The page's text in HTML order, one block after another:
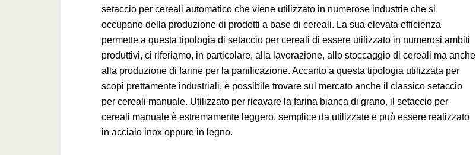
setaccio per cereali automatico che viene utilizzato in numerose industrie che si
occupano della produzione di prodotti a base di cereali. La sua elevata efficienza
permette a questa tipologia di setaccio per cereali di essere utilizzato in numerosi ambiti
produttivi, ci riferiamo, in particolare, alla lavorazione, allo stoccaggio di cereali ma anche
alla produzione di farine per la panificazione. Accanto a questa tipologia utilizzata per
scopi prettamente industriali, è possibile trovare sul mercato anche il classico setaccio
per cereali manuale. Utilizzato per ricavare la farina bianca di grano, il setaccio per
cereali manuale è estremamente leggero, semplice da utilizzate e può essere realizzato
in acciaio inox oppure in legno.